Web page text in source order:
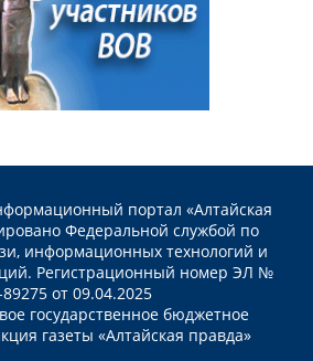
портал «Алтайская
Федеральной службой по
информационных технологий и
Регистрационный номер ЭЛ №
от 09.04.2025
государственное бюджетное
газеты «Алтайская правда»